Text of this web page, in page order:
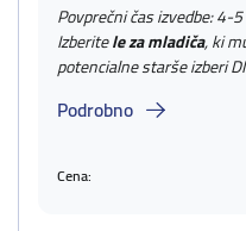
Povprečni čas izvedbe: 4-
Izberitele za mladiča, ki
potencialne starše izberi
Podrobno
Cena: